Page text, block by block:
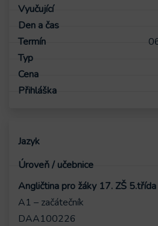
Angličtina pro žáky 17. ZŠ 5.třída
A1 – začátečník
DAA100226